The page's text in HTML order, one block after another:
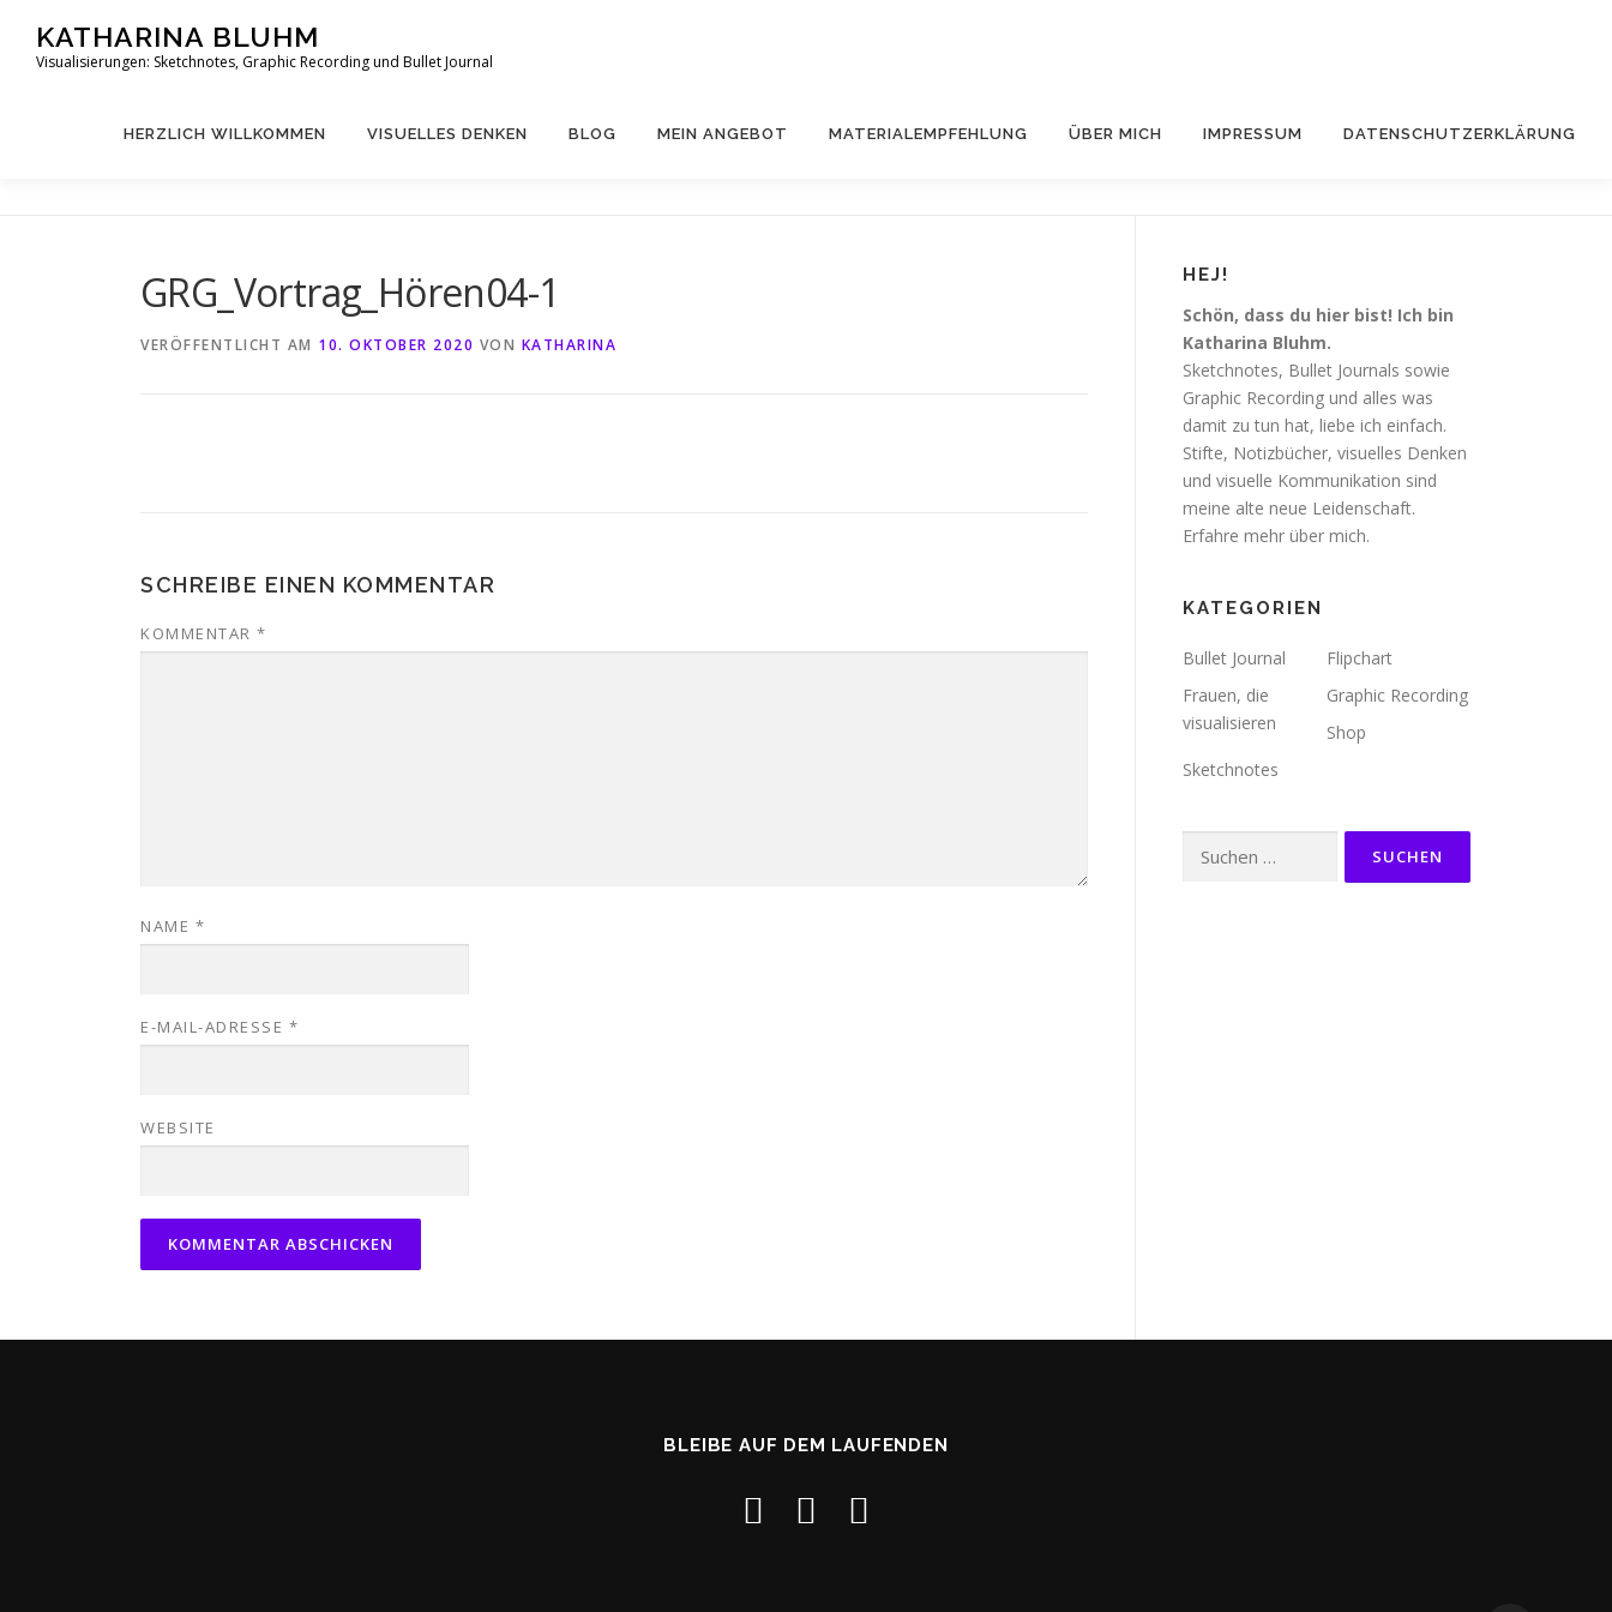
Inhalt
springen
KATHARINA BLUHM
Visualisierungen: Sketchnotes, Graphic Recording und Bullet Journal
HERZLICH WILLKOMMEN VISUELLES DENKEN BLOG MEIN ANGEBOT MATERIALEMPFEHLUNG ÜBER MICH IMPRESSUM DATENSCHUTZERKLÄRUNG
GRG_Vortrag_Hören04-1
VERÖFFENTLICHT AM 10. OKTOBER 2020 VON KATHARINA
SCHREIBE EINEN KOMMENTAR
KOMMENTAR *
NAME *
E-MAIL-ADRESSE *
WEBSITE
HEJ!
Schön, dass du hier bist! Ich bin
Katharina Bluhm.
Sketchnotes, Bullet Journals sowie
Graphic Recording und alles was
damit zu tun hat, liebe ich einfach.
Stifte, Notizbücher, visuelles Denken
und visuelle Kommunikation sind
meine alte neue Leidenschaft.
Erfahre mehr über mich.
KATEGORIEN
Bullet Journal
Flipchart
Frauen, die
visualisieren
Graphic Recording
Shop
Sketchnotes
nach:
BLEIBE AUF DEM LAUFENDEN